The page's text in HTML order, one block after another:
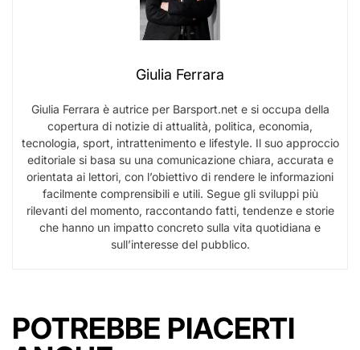
Giulia Ferrara
Giulia Ferrara è autrice per Barsport.net e si occupa della
copertura di notizie di attualità, politica, economia,
tecnologia, sport, intrattenimento e lifestyle. Il suo approccio
editoriale si basa su una comunicazione chiara, accurata e
orientata ai lettori, con l’obiettivo di rendere le informazioni
facilmente comprensibili e utili. Segue gli sviluppi più
rilevanti del momento, raccontando fatti, tendenze e storie
che hanno un impatto concreto sulla vita quotidiana e
sull’interesse del pubblico.
POTREBBE PIACERTI